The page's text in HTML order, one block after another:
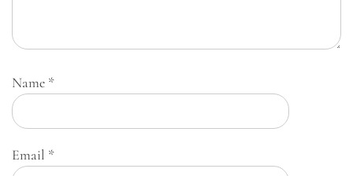
Name *
Email *